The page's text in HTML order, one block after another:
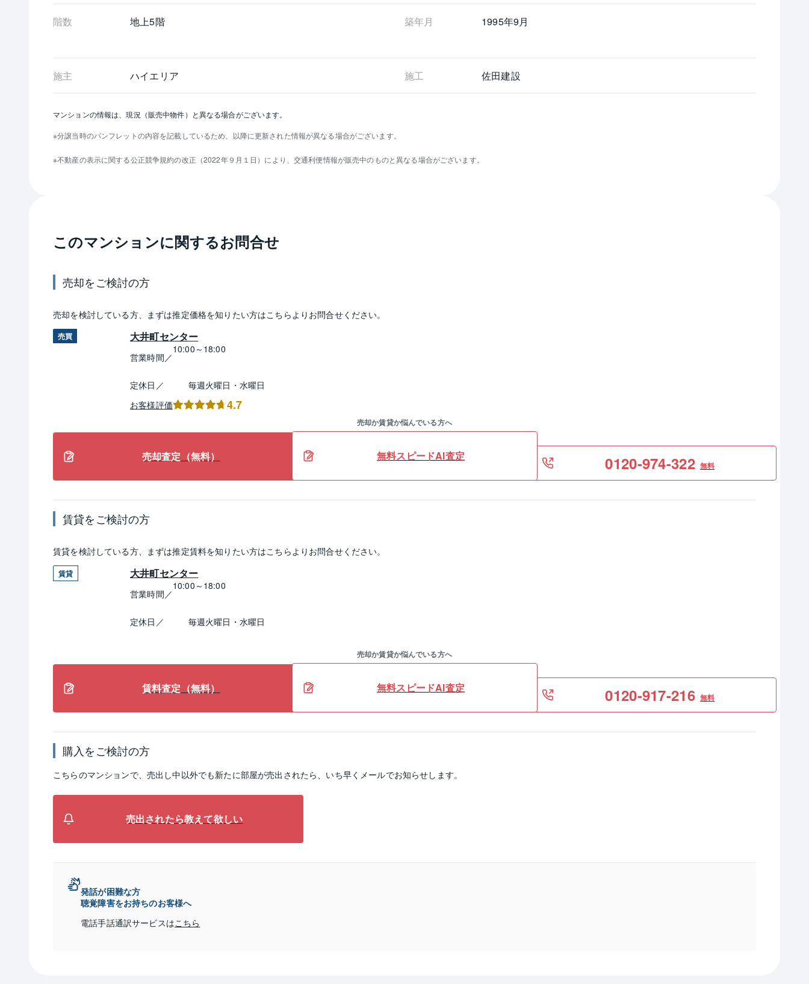
階数 地上5階 築年月 1995年9月
施主 ハイエリア 施工 佐田建設
マンションの情報は、現況（販売中物件）と異なる場合がございます。
分譲当時のパンフレットの内容を記載しているため、以降に更新された情報が異なる場合がございます。
不動産の表示に関する公正競争規約の改正（2022年９月１日）により、交通利便情報が販売中のものと異なる場合がございます。
このマンションに関するお問合せ
売却をご検討の方
売却を検討している方、まずは推定価格を知りたい方はこちらよりお問合せください。
売買 大井町センター
営業時間／
10:00～18:00
定休日／
毎週火曜日・水曜日
お客様評価
4.7
売却査定（無料）
売却か賃貸か悩んでいる方へ
無料スピードAI査定 0120-974-322 無料
賃貸をご検討の方
賃貸を検討している方、まずは推定賃料を知りたい方はこちらよりお問合せください。
賃貸 大井町センター
営業時間／
10:00～18:00
定休日／ 毎週火曜日・水曜日
賃料査定（無料）
売却か賃貸か悩んでいる方へ
無料スピードAI査定 0120-917-216 無料
購入をご検討の方
こちらのマンションで、売出し中以外でも新たに部屋が売出されたら、いち早くメールでお知らせします。
売出されたら教えて欲しい
発話が困難な方
聴覚障害をお持ちのお客様へ
電話手話通訳サービスはこちら